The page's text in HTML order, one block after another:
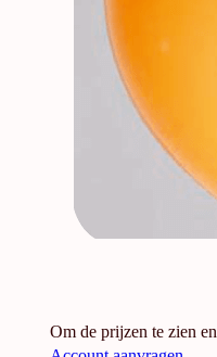
Om de prijzen te zien